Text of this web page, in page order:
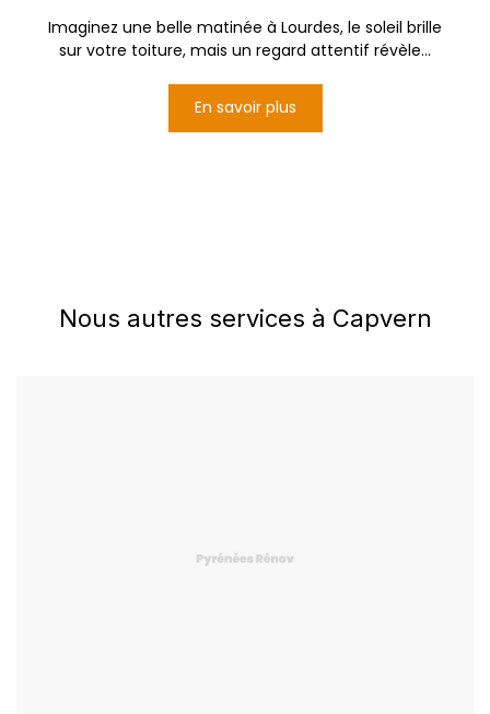
Imaginez une belle matinée à Lourdes, le soleil brille
sur votre toiture, mais un regard attentif révèle...
En savoir plus
Nous autres services à Capvern